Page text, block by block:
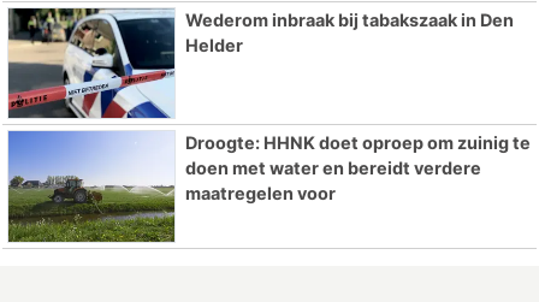
Wederom inbraak bij tabakszaak in Den
Helder
Droogte: HHNK doet oproep om zuinig te
doen met water en bereidt verdere
maatregelen voor